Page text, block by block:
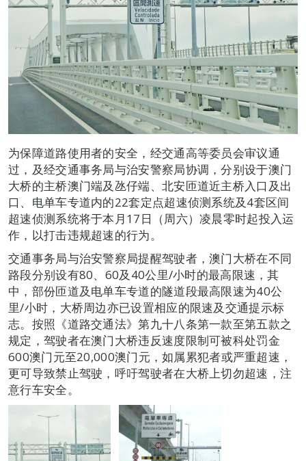
为保障道路使用者的安全，经交通高等委员会审议通
过，及经交通事务局与治安警察局协调，分别设于澳门
大桥的主桥澳门端及氹仔端、北安匝道近主桥入口及出
口、电单车专道内的22套定点超速侦测系统及4套区间
超速侦测系统将于本月17日（周六）凌晨零时起投入运
作，以打击违规超速的行为。
交通事务局与治安警察局提醒驾驶者，澳门大桥在不同
路段分别设有80、60及40公里/小时的最高限速，其
中，部份匝道及电单车专道的隧道段最高限速为40公
里/小时，大桥周边亦已设置相应的限速及交通提示标
志。按照《道路交通法》第九十八条第一款至第五款之
规定，驾驶者在澳门大桥违反速度限制可被科处罚金
600澳门元至20,000澳门元，如属累犯者或严重超速，
更可导致禁止驾驶，呼吁驾驶者在大桥上切勿超速，注
意行车安全。